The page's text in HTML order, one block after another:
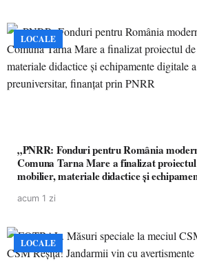
LOCALE
„PNRR: Fonduri pentru România
Comuna Tarna Mare a finalizat
mobilier, materiale didactice și
acum 1 zi
LOCALE